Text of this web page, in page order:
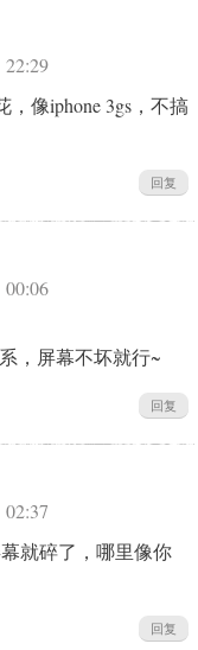
像iphone 3gs，不搞
回复
，屏幕不坏就行~
回复
就碎了，哪里像你
回复